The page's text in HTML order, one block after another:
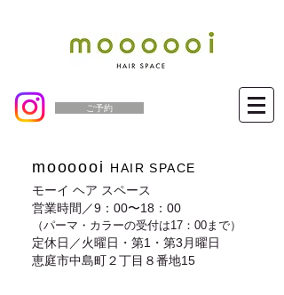
ご予約
moooooi
HAIR SPACE
モーイ ヘア スペース
営業時間／9：00〜18：00
（パーマ・カラーの受付は17：00まで）
定休日／火曜日・第1・第3月曜日
恵庭市中島町２丁目８番地15